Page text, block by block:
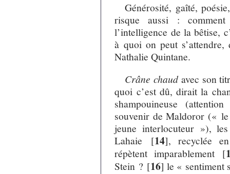
Générosité, gaîté,
risque aussi : comment
l’intelligence de la bêtise,
à quoi on peut
Nathalie Quintane.
Crâne chaudavec son
quoi c’est dû, dirait la
shampouineuse
souvenir de Maldoror («
jeune interlocuteur »),
Lahaie [14], recyclée
répètent imparablement[
Stein ? [16] le « sentiment